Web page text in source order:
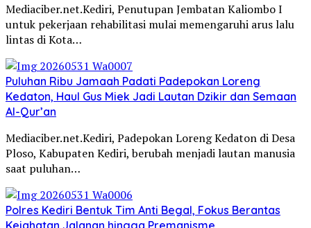
Mediaciber.net.Kediri, Penutupan Jembatan Kaliombo I
untuk pekerjaan rehabilitasi mulai memengaruhi arus lalu
lintas di Kota…
Puluhan Ribu Jamaah Padati Padepokan Loreng
Kedaton, Haul Gus Miek Jadi Lautan Dzikir dan Semaan
Al-Qur’an
Mediaciber.net.Kediri, Padepokan Loreng Kedaton di Desa
Ploso, Kabupaten Kediri, berubah menjadi lautan manusia
saat puluhan…
Polres Kediri Bentuk Tim Anti Begal, Fokus Berantas
Kejahatan Jalanan hingga Premanisme